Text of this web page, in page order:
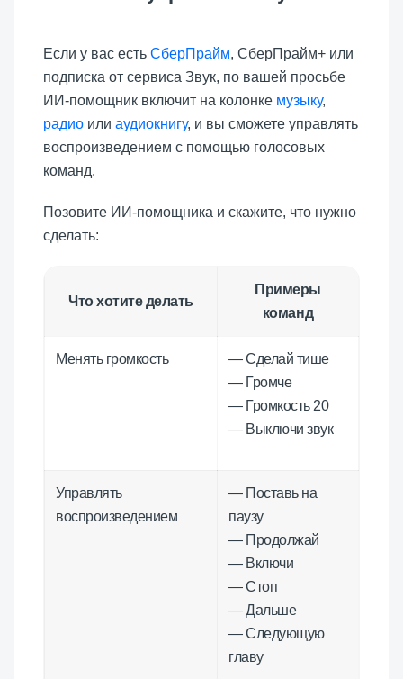
Если у вас есть СберПрайм, СберПрайм+ или
подписка от сервиса Звук, по вашей просьбе
ИИ-помощник включит на колонке музыку,
радио или аудиокнигу, и вы сможете управлять
воспроизведением с помощью голосовых
команд.
Позовите ИИ-помощника и скажите, что нужно
сделать:
Что хотите делать
Примеры
команд
Менять громкость
— Сделай тише
— Громче
— Громкость 20
— Выключи звук
Управлять
воспроизведением
— Поставь на
паузу
— Продолжай
— Включи
— Стоп
— Дальше
— Следующую
главу